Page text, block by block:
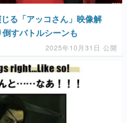
る「アッコさん」映像解
すバトルシーンも
2025年10月31日 公開